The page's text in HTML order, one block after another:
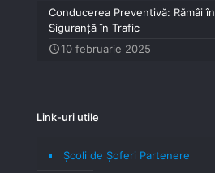
Conducerea Preventivă: Rămâi în
Siguranță în Trafic
10 februarie 2025
Link-uri utile
Școli de Șoferi Partenere